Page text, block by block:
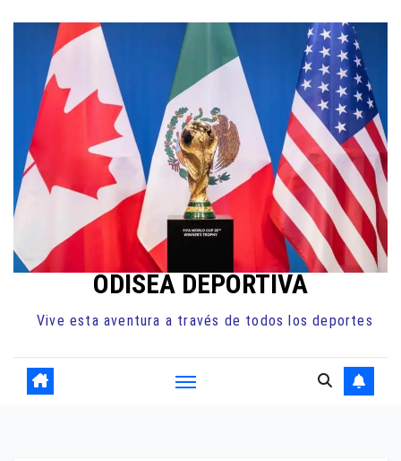
contenido
ODISEA DEPORTIVA
Vive esta aventura a través de todos los deportes